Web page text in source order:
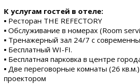
К услугам гостей в отеле:
▪ Ресторан THE REFECTORY
▪ Обслуживание в номерах (Room
▪ Тренажерный зал 24/7 с
▪ Бесплатный WI-FI.
▪ Бесплатная парковка в центре
▪ Две переговорные комнаты (26
проектором